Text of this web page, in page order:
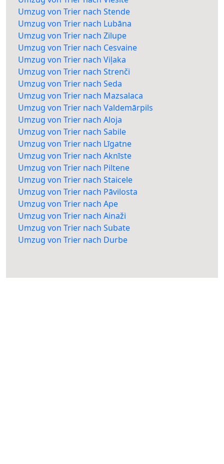
Umzug von Trier nach Stende
Umzug von Trier nach Lubāna
Umzug von Trier nach Zilupe
Umzug von Trier nach Cesvaine
Umzug von Trier nach Viļaka
Umzug von Trier nach Strenči
Umzug von Trier nach Seda
Umzug von Trier nach Mazsalaca
Umzug von Trier nach Valdemārpils
Umzug von Trier nach Aloja
Umzug von Trier nach Sabile
Umzug von Trier nach Līgatne
Umzug von Trier nach Aknīste
Umzug von Trier nach Piltene
Umzug von Trier nach Staicele
Umzug von Trier nach Pāvilosta
Umzug von Trier nach Ape
Umzug von Trier nach Ainaži
Umzug von Trier nach Subate
Umzug von Trier nach Durbe